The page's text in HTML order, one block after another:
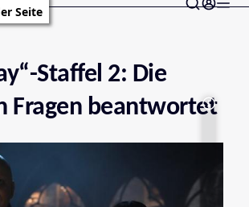
Seite
Staffel 2: Die
Fragen beantwortet